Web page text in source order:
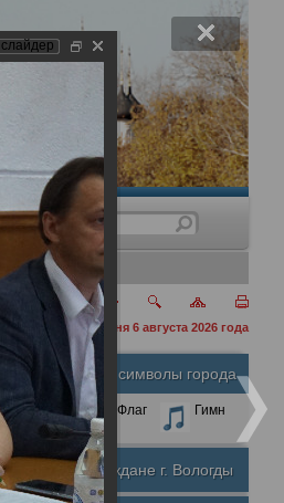
сегодня 6 августа 2026 года
Официальные символы города
Герб Флаг Гимн
Почетные граждане г. Вологды
слайдер